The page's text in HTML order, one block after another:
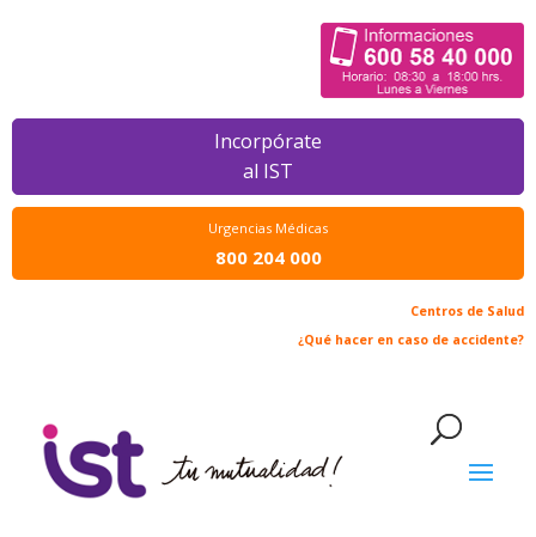
Incorpórate
al IST
Urgencias Médicas
800 204 000
Centros de Salud
¿Qué hacer en caso de accidente?